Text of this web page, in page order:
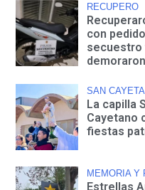
RECUPERO
con
secuestro
SAN
La capilla
Cayetano
fiestas
MEMORIA Y
Estrellas